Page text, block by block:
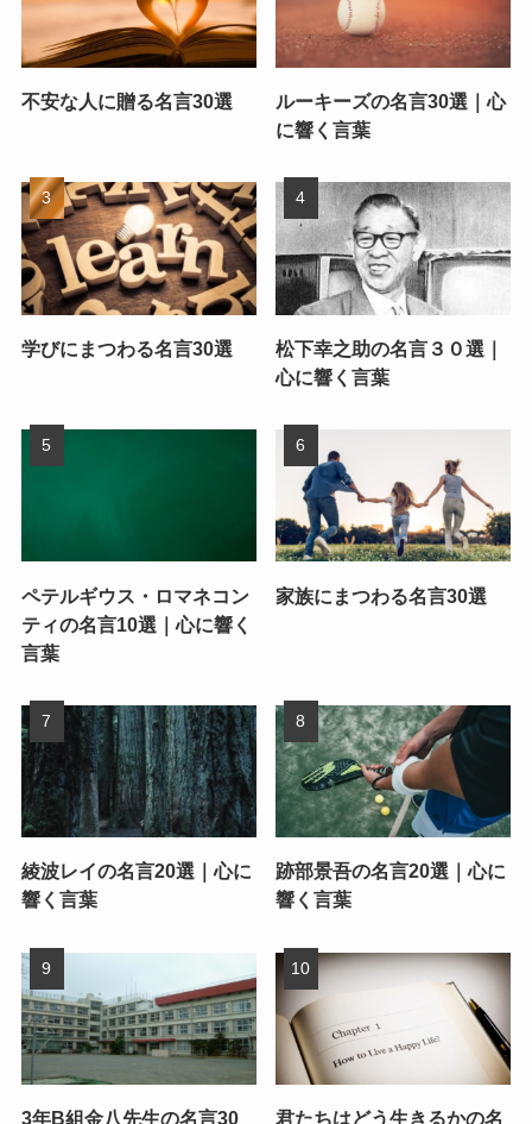
不安な人に贈る名言30選
ルーキーズの名言30選｜心
に響く言葉
学びにまつわる名言30選
松下幸之助の名言３０選｜
心に響く言葉
ペテルギウス・ロマネコン
ティの名言10選｜心に響く
言葉
家族にまつわる名言30選
綾波レイの名言20選｜心に
響く言葉
跡部景吾の名言20選｜心に
響く言葉
3年B組金八先生の名言30 君たちはどう生きるかの名